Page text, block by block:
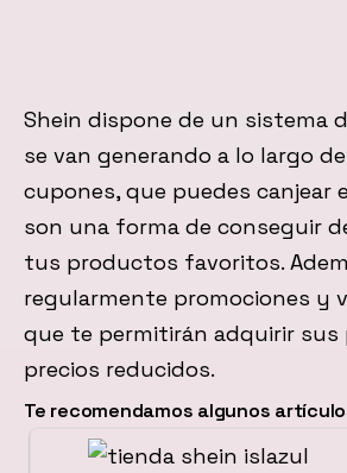
Shein dispone de un sistema
se van generando a lo largo
cupones, que puedes canjear
son una forma de conseguir
tus productos favoritos.
regularmente promociones y
que te permitirán adquirir
precios reducidos.
Te recomendamos algunos